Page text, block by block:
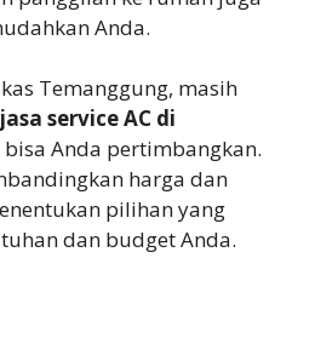
Anda.
Temanggung, masih
jasa service AC di
bisa Anda pertimbangkan.
harga dan
pilihan yang
dan budget Anda.